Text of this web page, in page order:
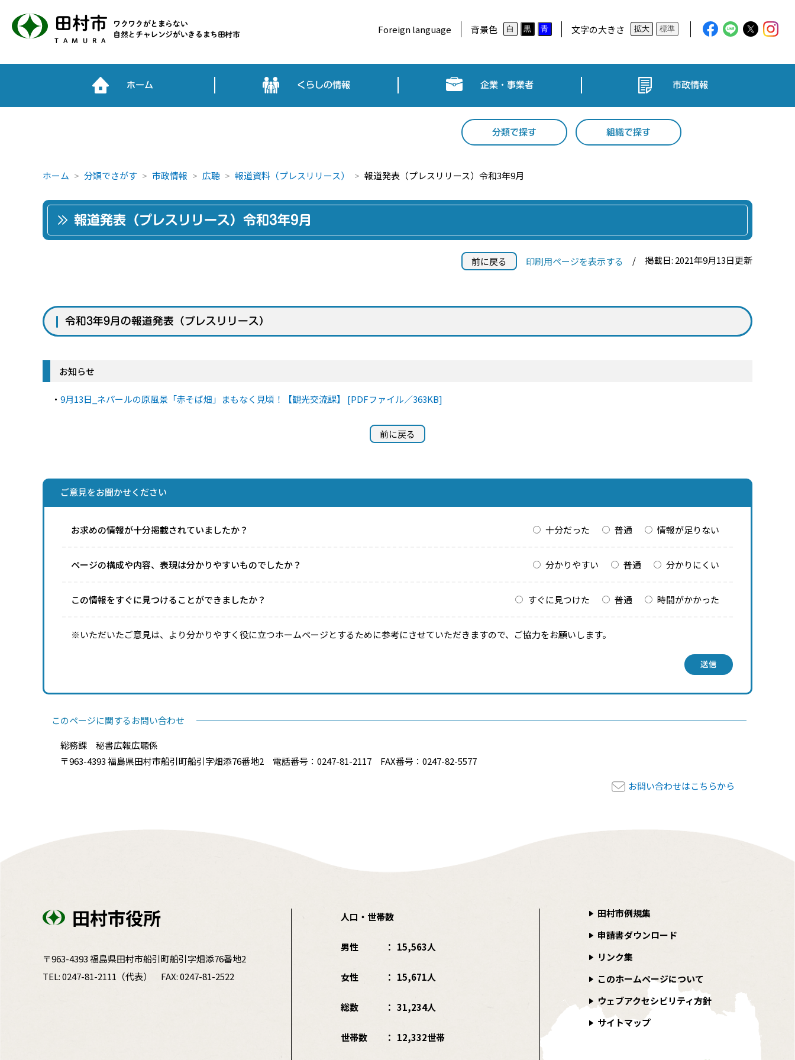
田村市
TAMURA
ワクワクがとまらない
自然とチャレンジがいきるまち田村市
Foreign language 背景色 白 黒 青 文字の大きさ 拡大 標準
ホーム くらしの情報 企業・事業者 市政情報
分類で探す 組織で探す
ホーム 分類でさがす 市政情報 広聴 報道資料（プレスリリース） 報道発表（プレスリリース）令和3年9月
報道発表（プレスリリース）令和3年9月
前に戻る 印刷用ページを表示する 掲載日: 2021年9月13日更新
令和3年9月の報道発表（プレスリリース）
お知らせ
・ 9月13日_ネパールの原風景「赤そば畑」まもなく見頃！【観光交流課】 [PDFファイル／363KB]
前に戻る
ご意見をお聞かせください
お求めの情報が十分掲載されていましたか？ 十分だった 普通 情報が足りない
ページの構成や内容、表現は分かりやすいものでしたか？ 分かりやすい 普通 分かりにくい
この情報をすぐに見つけることができましたか？ すぐに見つけた 普通 時間がかかった
※いただいたご意見は、より分かりやすく役に立つホームページとするために参考にさせていただきますので、ご協力をお願いします。
送信
このページに関するお問い合わせ
総務課 秘書広報広聴係
〒963-4393 福島県田村市船引町船引字畑添76番地2 電話番号：0247-81-2117 FAX番号：0247-82-5577
お問い合わせはこちらから
田村市役所
〒963-4393 福島県田村市船引町船引字畑添76番地2
TEL:0247-81-2111 （代表） FAX: 0247-81-2522
人口・世帯数
男性 15,563人
女性 15,671人
総数 31,234人
世帯数 12,332世帯
田村市例規集
申請書ダウンロード
リンク集
このホームページについて
ウェブアクセシビリティ方針
サイトマップ